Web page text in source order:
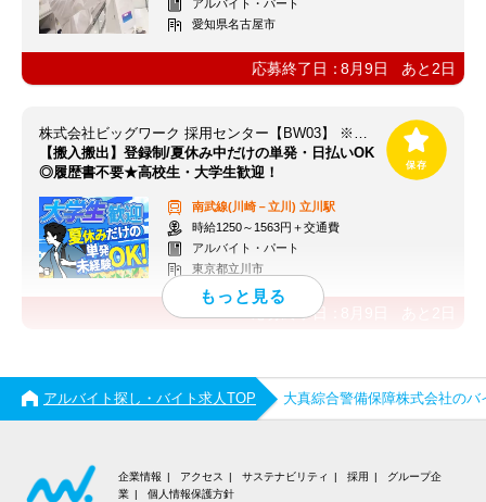
アルバイト・パート
愛知県名古屋市
応募終了日：8月9日 あと 2日
株式会社ビッグワーク 採用センター【BW03】 ※立川エリア
【搬入搬出】登録制/夏休み中だけの単発・日払いOK
◎履歴書不要★高校生・大学生歓迎！
南武線(川崎－立川) 立川駅
時給1250～1563円＋交通費
アルバイト・パート
東京都立川市
応募終了日：
アルバイト探し・バイト求人TOP 大真綜合警備保障株式会社の
企業情報 アクセス サステナビリティ 採用
グループ企
業
個人情報保護方針